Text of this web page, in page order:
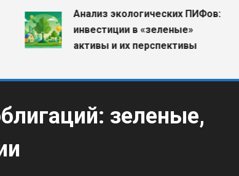
Анализ экологических ПИФов:
инвестиции в «зеленые»
активы и их перспективы
зеленые,